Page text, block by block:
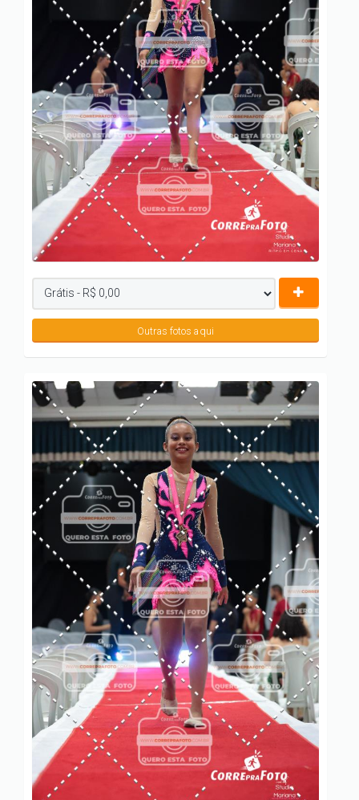
Outras fotos aqui